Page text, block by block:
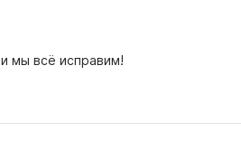
и мы всё исправим!